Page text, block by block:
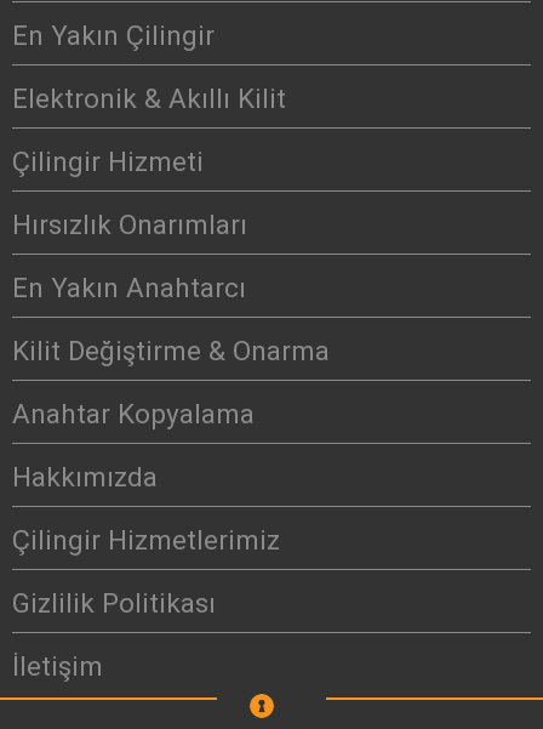
En Yakın Çilingir
Elektronik & Akıllı Kilit
Çilingir Hizmeti
Hırsızlık Onarımları
En Yakın Anahtarcı
Kilit Değiştirme & Onarma
Anahtar Kopyalama
Hakkımızda
Çilingir Hizmetlerimiz
Gizlilik Politikası
İletişim